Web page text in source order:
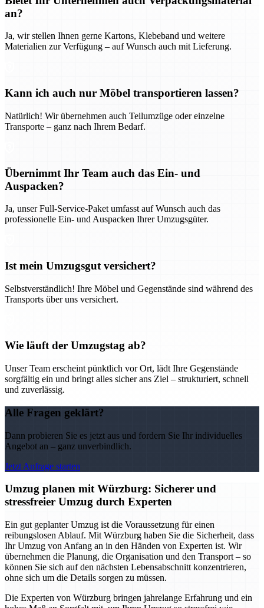
an?
Ja, wir stellen Ihnen gerne Kartons, Klebeband und weitere
Materialien zur Verfügung – auf Wunsch auch mit Lieferung.
Kann ich auch nur Möbel transportieren lassen?
Natürlich! Wir übernehmen auch Teilumzüge oder einzelne
Transporte – ganz nach Ihrem Bedarf.
Übernimmt Ihr Team auch das Ein- und
Auspacken?
Ja, unser Full-Service-Paket umfasst auf Wunsch auch das
professionelle Ein- und Auspacken Ihrer Umzugsgüter.
Ist mein Umzugsgut versichert?
Selbstverständlich! Ihre Möbel und Gegenstände sind während des
Transports über uns versichert.
Wie läuft der Umzugstag ab?
Unser Team erscheint pünktlich vor Ort, lädt Ihre Gegenstände
sorgfältig ein und bringt alles sicher ans Ziel – strukturiert, schnell
und zuverlässig.
Alle Fragen geklärt?
Dann probieren Sie es jetzt aus und fordern Sie Ihr individuelles
Angebot an – ganz unverbindlich.
Jetzt Anfrage starten
Umzug planen mit Würzburg: Sicherer und
stressfreier Umzug durch Experten
Ein gut geplanter Umzug ist die Voraussetzung für einen
reibungslosen Ablauf. Mit Würzburg haben Sie die Sicherheit, dass
Ihr Umzug von Anfang an in den Händen von Experten ist. Wir
übernehmen die Planung, die Organisation und den Transport – so
können Sie sich auf den nächsten Lebensabschnitt konzentrieren,
ohne sich um die Details sorgen zu müssen.
Die Experten von Würzburg bringen jahrelange Erfahrung und ein